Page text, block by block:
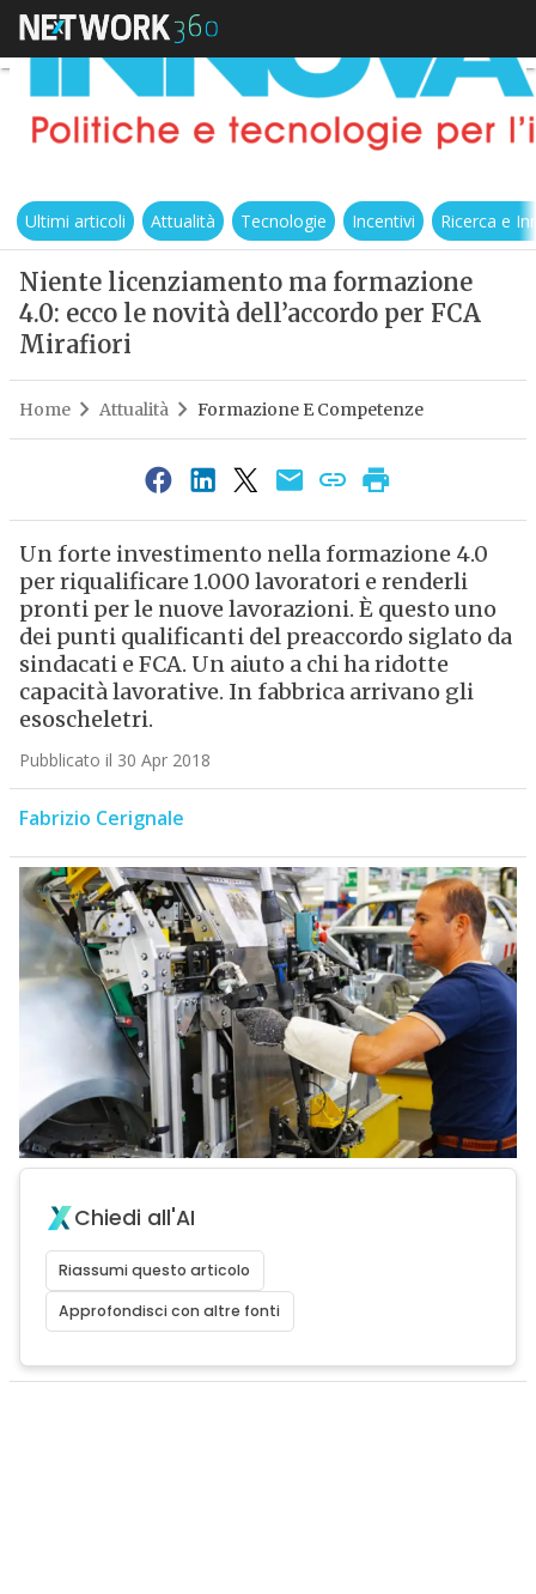
Ultimi articoli Attualità Tecnologie Incentivi Ricerca e
Niente licenziamento ma formazione
4.0: ecco le novità dell’accordo per FCA
Mirafiori
Home Attualità Formazione E Competenze
Un forte investimento nella formazione 4.0
per riqualificare 1.000 lavoratori e renderli
pronti per le nuove lavorazioni. È questo uno
dei punti qualificanti del preaccordo siglato da
sindacati e FCA. Un aiuto a chi ha ridotte
capacità lavorative. In fabbrica arrivano gli
esoscheletri.
Pubblicato il 30 Apr 2018
Fabrizio Cerignale
Chiedi all'AI
Riassumi questo articolo
Approfondisci con altre fonti